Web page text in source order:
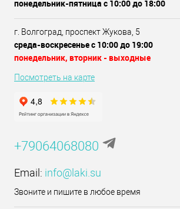
понедельник-пятница с 10:00 до 18:00
г. Волгоград, проспект Жукова, 5
среда-воскресенье с 10:00 до 19:00
понедельник, вторник - выходные
Посмотреть на карте
+79064068080
Email: info@laki.su
Звоните и пишите в любое время